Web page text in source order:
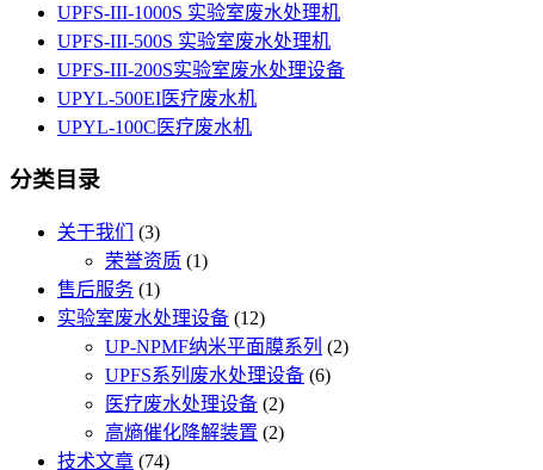
UPFS-III-1000S 实验室废水处理机
UPFS-III-500S 实验室废水处理机
UPFS-III-200S实验室废水处理设备
UPYL-500EI医疗废水机
UPYL-100C医疗废水机
分类目录
关于我们
(3)
荣誉资质 (1)
售后服务 (1)
实验室废水处理设备 (12)
UP-NPMF纳米平面膜系列 (2)
UPFS系列废水处理设备 (6)
医疗废水处理设备 (2)
高熵催化降解装置 (2)
技术文章 (74)